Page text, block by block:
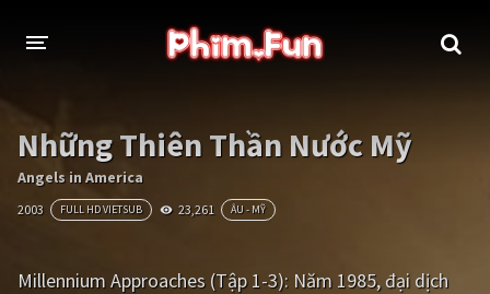
THỂ LOẠI
Thần thoại - Cổ trang
Tâm lý Chiến tranh
Những Thiên Thần Nước Mỹ
Angels in America
2003 FULL HD VIETSUB 23,261 ÂU - MỸ
Millennium Approaches (Tập 1-3): Năm 1985, đại dịch